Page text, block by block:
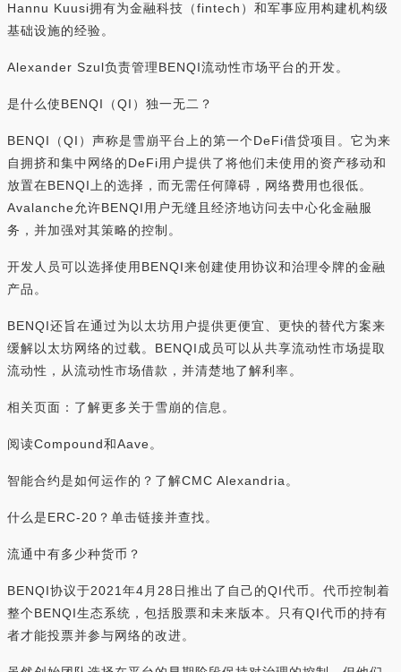
Hannu Kuusi拥有为金融科技（fintech）和军事应用构建机构级
基础设施的经验。
Alexander Szul负责管理BENQI流动性市场平台的开发。
是什么使BENQI（QI）独一无二？
BENQI（QI）声称是雪崩平台上的第一个DeFi借贷项目。它为来
自拥挤和集中网络的DeFi用户提供了将他们未使用的资产移动和
放置在BENQI上的选择，而无需任何障碍，网络费用也很低。
Avalanche允许BENQI用户无缝且经济地访问去中心化金融服
务，并加强对其策略的控制。
开发人员可以选择使用BENQI来创建使用协议和治理令牌的金融
产品。
BENQI还旨在通过为以太坊用户提供更便宜、更快的替代方案来
缓解以太坊网络的过载。BENQI成员可以从共享流动性市场提取
流动性，从流动性市场借款，并清楚地了解利率。
相关页面：了解更多关于雪崩的信息。
阅读Compound和Aave。
智能合约是如何运作的？了解CMC Alexandria。
什么是ERC-20？单击链接并查找。
流通中有多少种货币？
BENQI协议于2021年4月28日推出了自己的QI代币。代币控制着
整个BENQI生态系统，包括股票和未来版本。只有QI代币的持有
者才能投票并参与网络的改进。